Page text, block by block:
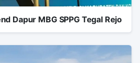
Dapur MBG SPPG Tegal Rejo